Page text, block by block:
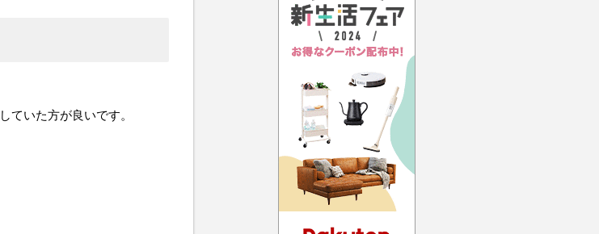
していた方が良いです。